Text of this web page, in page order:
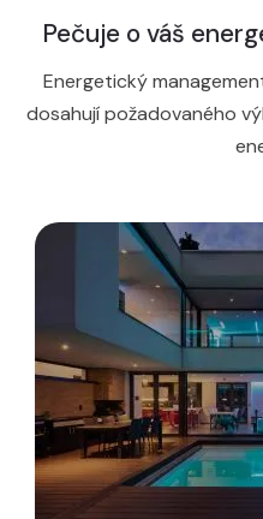
Pečuje o váš
Energetický
dosahují požadovaného